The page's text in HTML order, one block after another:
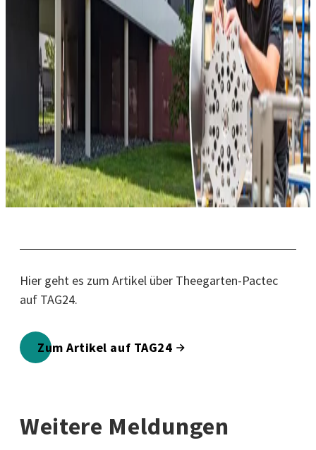
Hier geht es zum Artikel über Theegarten-Pactec
auf TAG24.
Zum Artikel auf TAG24
Weitere Meldungen